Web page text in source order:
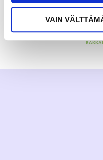
VAIN